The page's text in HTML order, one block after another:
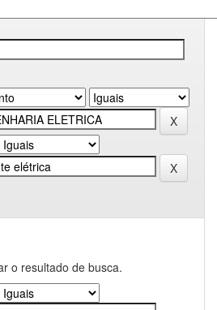
o resultado de busca.